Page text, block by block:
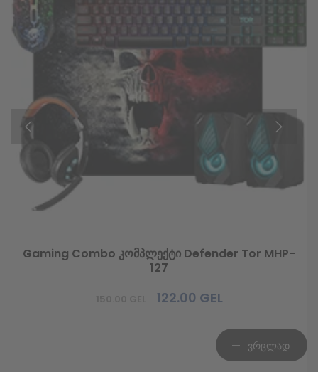
ვრცლად
Gaming Combo კომპლექტი Defender Tor MHP-
127
150.00 GEL.
122.00 GEL
is:
122.00 GEL.